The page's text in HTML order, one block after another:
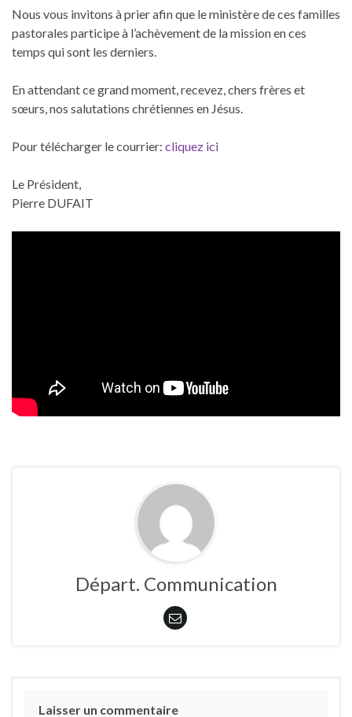
Nous vous invitons à prier afin que le ministère de ces familles
pastorales participe à l’achèvement de la mission en ces
temps qui sont les derniers.
En attendant ce grand moment, recevez, chers frères et
sœurs, nos salutations chrétiennes en Jésus.
Pour télécharger le courrier: cliquez ici
Le Président,
Pierre DUFAIT
Départ. Communication
Laisser un commentaire